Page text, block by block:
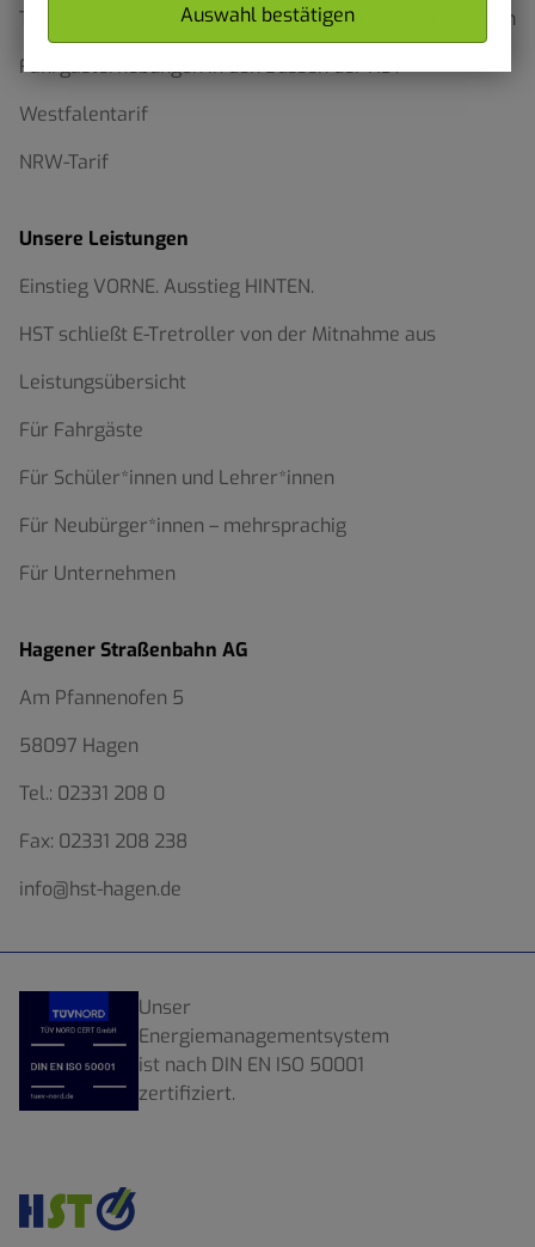
Tarifbestimmungen, Beförderungs- und Abobedingungen
Fahrgasterhebungen in den Bussen der HST
Westfalentarif
NRW-Tarif
Unsere Leistungen
Einstieg VORNE. Ausstieg HINTEN.
HST schließt E-Tretroller von der Mitnahme aus
Leistungsübersicht
Für Fahrgäste
Für Schüler*innen und Lehrer*innen
Für Neubürger*innen – mehrsprachig
Für Unternehmen
Hagener Straßenbahn AG
Am Pfannenofen 5
58097 Hagen
Tel.: 02331 208 0
Fax: 02331 208 238
info@hst-hagen.de
Unser
Energiemanagementsystem
ist nach DIN EN ISO 50001
zertifiziert.
Auswahl bestätigen